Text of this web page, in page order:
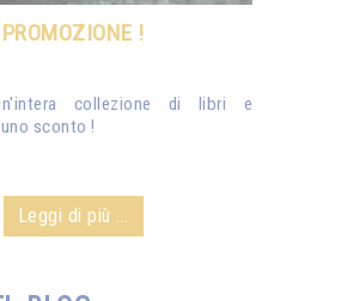
PROMOZIONE !
collezione di libri e
sconto !
Leggi di più ...